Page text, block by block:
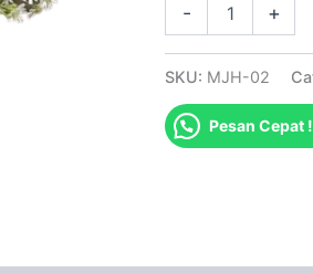
- +
SKU: MJH-02
Pesan Cepat !